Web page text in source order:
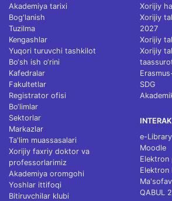
Akademiya tarixi
Bog'lanish
Tuzilma
Kengashlar
Yuqori turuvchi tashkilot
Bo‘sh ish o‘rini
Kafedralar
Fakultetlar
Registrator ofisi
Bo‘limlar
Sektorlar
Markazlar
Ta'lim muassasalari
Xorijiy faxriy doktor va
professorlarimiz
Akademiya oromgohi
Yoshlar ittifoqi
Bitiruvchilar klubi
Xorijiy
Xorijiy
2027
Xorijiy
Xorijiy
SDG
e-Library
Moodle
Elektron
Elektron
QABUL